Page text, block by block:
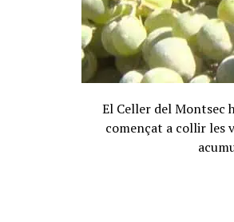
El Celler del Montsec
començat a collir les